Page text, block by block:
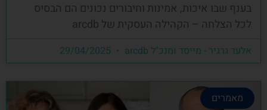
בענף שבו איכות, אמינות וחיבורים נכונים הם הבסיס
לכל הצלחה – הקהילה העסקית של arcdb
אלעד גרגיר - מייסד ומנכ"ל arcdb
מאמרים